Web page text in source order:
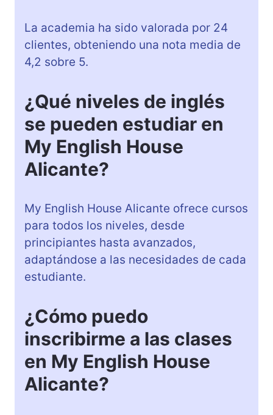
La academia ha sido valorada por 24
clientes, obteniendo una nota media de
4,2 sobre 5.
¿Qué niveles de inglés
se pueden estudiar en
My English House
Alicante?
My English House Alicante ofrece cursos
para todos los niveles, desde
principiantes hasta avanzados,
adaptándose a las necesidades de cada
estudiante.
¿Cómo puedo
inscribirme a las clases
en My English House
Alicante?